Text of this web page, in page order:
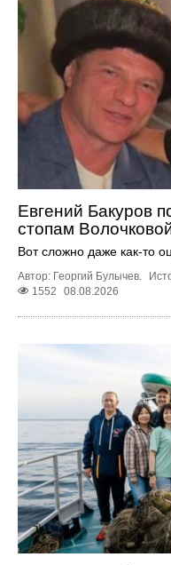
Евгений Бакуров
стопам
Вот сложно даже как-то
Автор: Георгий Булычев.
1552
08.08.2026